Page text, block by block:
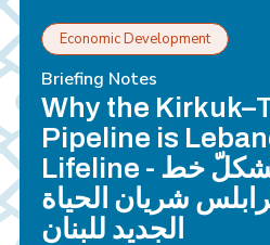
Economic Development
Briefing Notes
Why the
Pipeline is
Lifeline - لماذا يُشكلّ خط
شريان الحياة
الجديد للبنان